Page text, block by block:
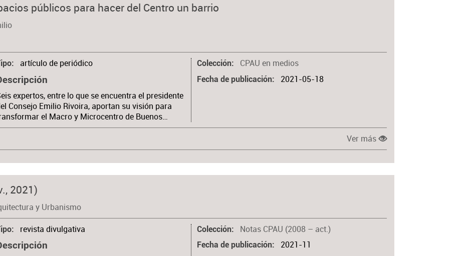
públicos para hacer del Centro un barrio
artículo de periódico
expertos, entre lo que se encuentra el presidente
Consejo Emilio Rivoira, aportan su visión para
el Macro y Microcentro de Buenos…
Colección CPAU en medios
Fecha de publicación 2021-05-18
Ver más
2021)
y Urbanismo
revista divulgativa Colección Notas CPAU (2008 – act.)
Fecha de publicación 2021-11